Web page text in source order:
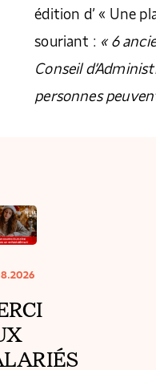
édition d’ « Une
souriant : « 6
Conseil
personnes